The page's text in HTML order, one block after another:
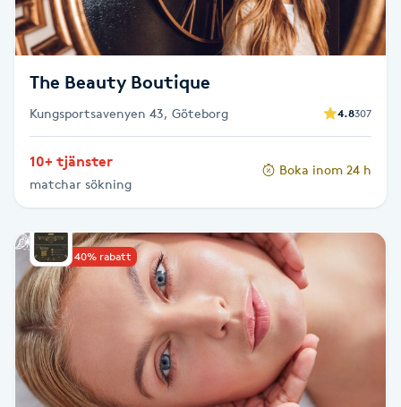
Nageltrång
Nagelvård
Naglar borttagning
Naglar reparation
Naprapati
Navelpiercing
NBE-massage
Ny frisyr
The Beauty Boutique
Kungsportsavenyen 43, Göteborg 4.8307
10+ tjänster
matchar sökning
Boka inom 24 h
Upp till 40% rabatt